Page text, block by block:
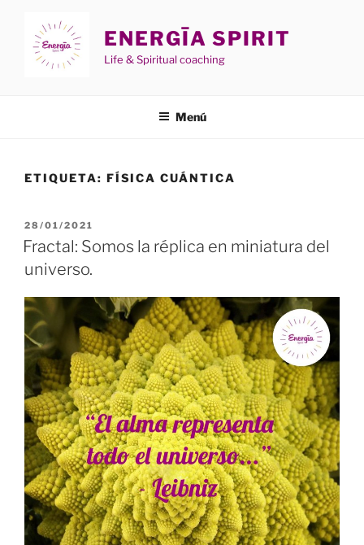
contenido
ENERGĪA SPIRIT
Life & Spiritual coaching
Menú
ETIQUETA: FÍSICA CUÁNTICA
PUBLICADO
EL
28/01/2021
Fractal: Somos la réplica en miniatura del
universo.